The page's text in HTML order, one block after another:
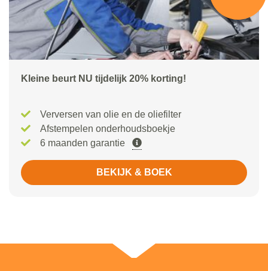
Kleine beurt NU tijdelijk 20% korting!
Verversen van olie en de oliefilter
Afstempelen onderhoudsboekje
6 maanden garantie
BEKIJK & BOEK